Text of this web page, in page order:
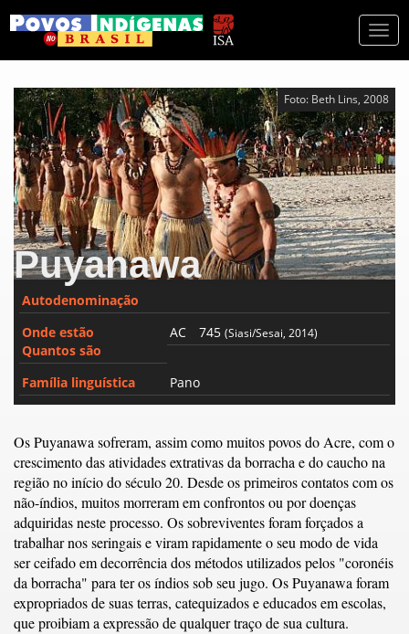
Foto: Beth Lins, 2008
Puyanawa
Autodenominação
Onde estão
Quantos são
AC 745(Siasi/Sesai, 2014)
Família linguística Pano
Os Puyanawa sofreram, assim como muitos povos do Acre, com o
crescimento das atividades extrativas da borracha e do caucho na
região no início do século 20. Desde os primeiros contatos com os
não-índios, muitos morreram em confrontos ou por doenças
adquiridas neste processo. Os sobreviventes foram forçados a
trabalhar nos seringais e viram rapidamente o seu modo de vida
ser ceifado em decorrência dos métodos utilizados pelos "coronéis
da borracha" para ter os índios sob seu jugo. Os Puyanawa foram
expropriados de suas terras, catequizados e educados em escolas,
que proibiam a expressão de qualquer traço de sua cultura.